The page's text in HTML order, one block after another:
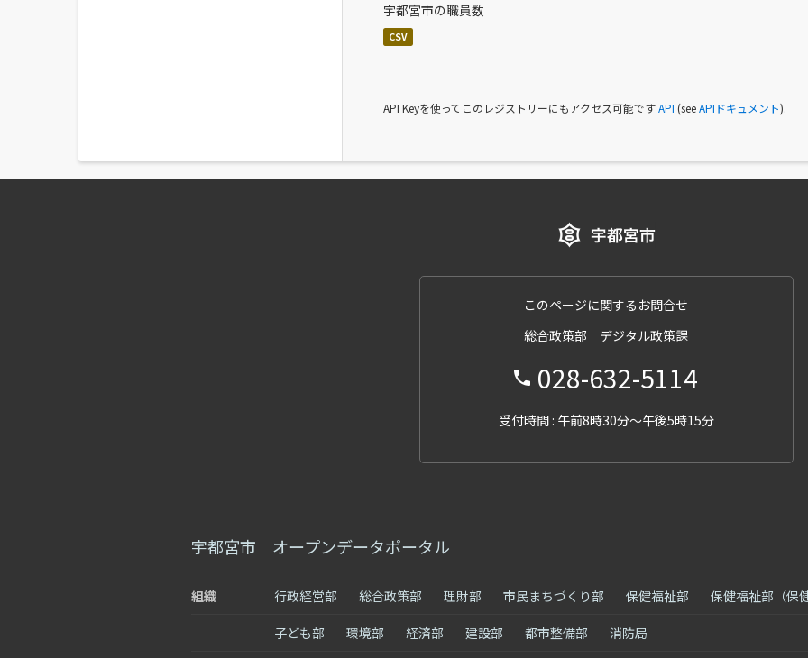
宇都宮市の職員数
CSV
API Keyを使ってこのレジストリーにもアクセス可能ですAPI (seeAPIドキュメント).
このページに関するお問合せ
総合政策部 デジタル政策課
028-632-5114
受付時間 : 午前8時30分～午後5時15分
宇都宮市 オープンデータポータル
組織 行政経営部 総合政策部 理財部 市民まちづくり部 保健福祉部 保健福祉部（保
子ども部 環境部 経済部 建設部 都市整備部 消防局